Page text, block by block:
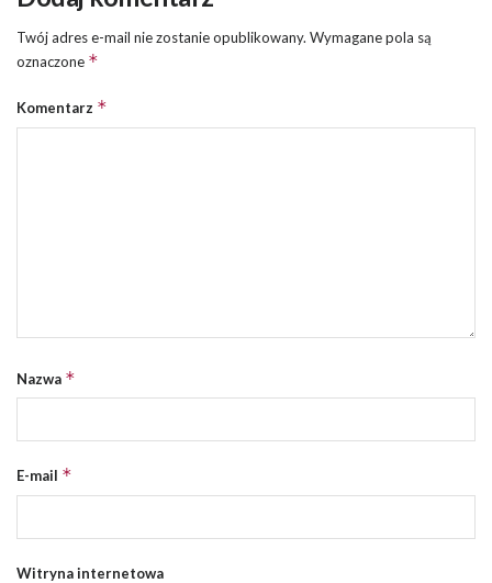
Twój adres e-mail nie zostanie opublikowany. Wymagane pola są
oznaczone *
Komentarz *
Nazwa *
E-mail *
Witryna internetowa